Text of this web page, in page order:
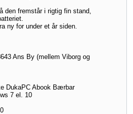
den fremstår i rigtig fin stand,
ny for under et år siden.
Ans By (mellem Viborg og
DukaPC Abook Bærbar
7 el. 10